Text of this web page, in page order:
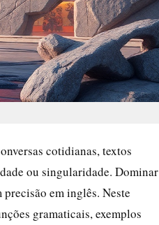
cotidianas, textos
ou singularidade. Dominar
em inglês. Neste
gramaticais, exemplos